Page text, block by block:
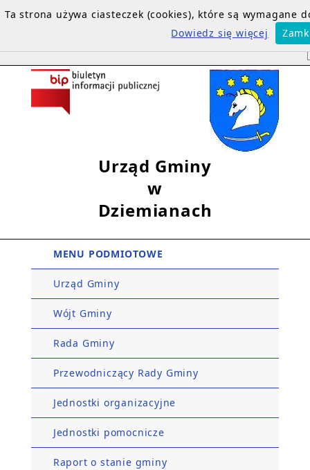
Urząd Gminy
w
Dziemianach
MENU PODMIOTOWE
Urząd Gminy
Wójt Gminy
Rada Gminy
Przewodniczący Rady Gminy
Jednostki organizacyjne
Jednostki pomocnicze
Raport o stanie gminy
Ta strona używa ciasteczek (cookies), które są wymagane
Dowiedz się więcej